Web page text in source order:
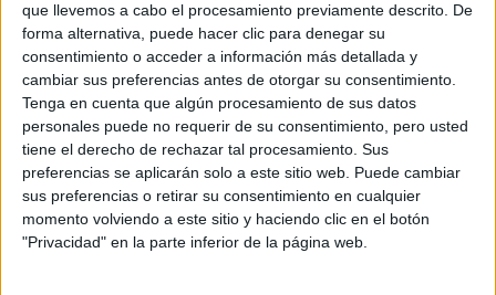
que llevemos a cabo el procesamiento previamente descrito. De
forma alternativa, puede hacer clic para denegar su
consentimiento o acceder a información más detallada y
cambiar sus preferencias antes de otorgar su consentimiento.
Tenga en cuenta que algún procesamiento de sus datos
personales puede no requerir de su consentimiento, pero usted
tiene el derecho de rechazar tal procesamiento. Sus
preferencias se aplicarán solo a este sitio web. Puede cambiar
sus preferencias o retirar su consentimiento en cualquier
momento volviendo a este sitio y haciendo clic en el botón
"Privacidad" en la parte inferior de la página web.
LIFESTYLE14-01-2026 15:13
Lubricantes femeninos: cuál elegir
para lograr un máximo placer
Los lubricantes femeninos ayudan a lograr el orgasmo, ya
sea con juguetes sexuales o para disfrutar en pareja.